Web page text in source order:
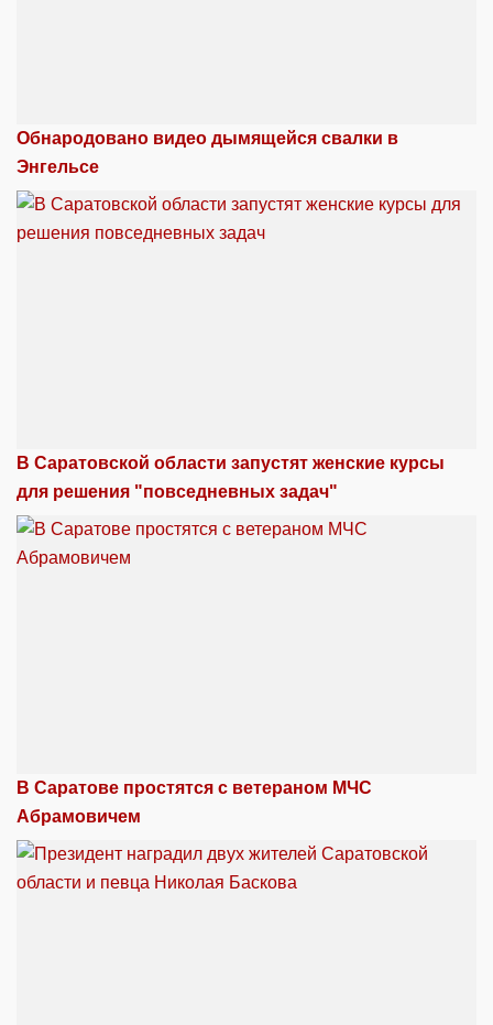
Обнародовано видео дымящейся свалки в
Энгельсе
В Саратовской области запустят женские курсы
для решения "повседневных задач"
В Саратове простятся с ветераном МЧС
Абрамовичем